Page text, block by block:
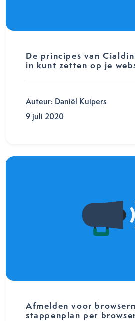
De principes van
in kunt zetten op je
Auteur: Daniël Kuipers
9 juli 2020
Afmelden voor
stappenplan per